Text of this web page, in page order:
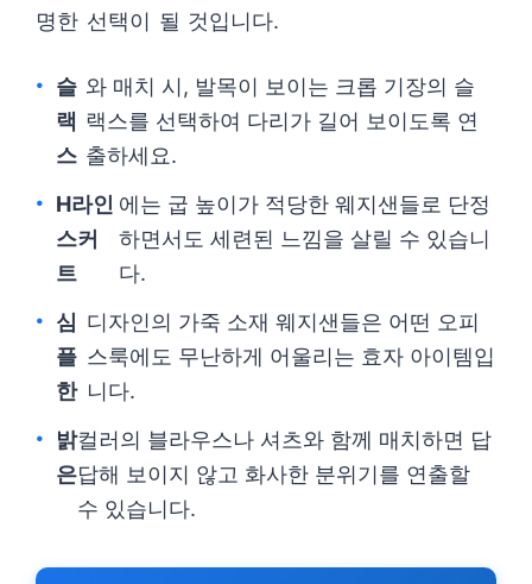
명한 선택이 될 것입니다.
슬
랙
스
와 매치 시, 발목이 보이는 크롭 기장의 슬
랙스를 선택하여 다리가 길어 보이도록 연
출하세요.
H라인
스커
트
에는 굽 높이가 적당한 웨지샌들로 단정
하면서도 세련된 느낌을 살릴 수 있습니
다.
심
플
한
디자인의 가죽 소재 웨지샌들은 어떤 오피
스룩에도 무난하게 어울리는 효자 아이템입
니다.
밝
은
컬러의 블라우스나 셔츠와 함께 매치하면 답
답해 보이지 않고 화사한 분위기를 연출할
수 있습니다.